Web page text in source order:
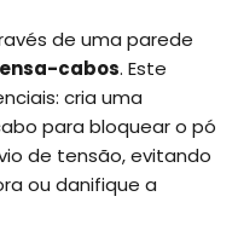
de uma parede
cabos. Este
cria uma
para bloquear o pó
de tensão, evitando
ou danifique a